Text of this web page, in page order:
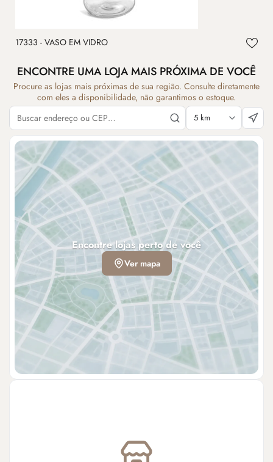
17333 - VASO EM VIDRO
ENCONTRE UMA LOJA MAIS PRÓXIMA DE VOCÊ
Procure as lojas mais próximas de sua região. Consulte diretamente
com eles a disponibilidade, não garantimos o estoque.
Encontre lojas perto de você
Ver mapa